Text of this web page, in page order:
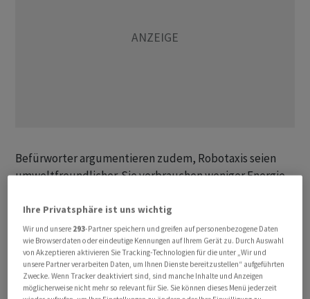
Befürworter argumentieren zudem, Robotaxis seien
umweltfreundlicher. Sie verbrauchen weniger Energie,
sowie Beschleunigen vermeiden. Grosse Flotten
könnten den Verkehrsfluss verbessern und Staus
verringern. Da Privatwagen die meiste Zeit geparkt sind,
Robotaxis dagegen nahezu dauerhaft genutzt werden
können, würden mehr Fahrgäste pro Fahrzeug
Ihre Privatsphäre ist uns wichtig
Wir und unsere 293-Partner speichern und greifen auf personenbezogene Daten
wie Browserdaten oder eindeutige Kennungen auf Ihrem Gerät zu. Durch Auswahl
von Akzeptieren aktivieren Sie Tracking-Technologien für die unter „Wir und
unsere Partner verarbeiten Daten, um Ihnen Dienste bereitzustellen“ aufgeführten
Zwecke. Wenn Tracker deaktiviert sind, sind manche Inhalte und Anzeigen
möglicherweise nicht mehr so relevant für Sie. Sie können dieses Menü jederzeit